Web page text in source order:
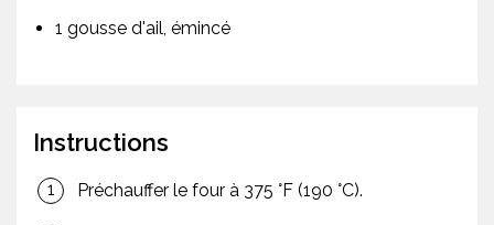
1 gousse d'ail, émincé
Instructions
Préchauffer le four à 375 °F (190 °C).